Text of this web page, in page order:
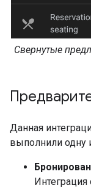
Свернутые
Данная
выполнили одну
Интеграция